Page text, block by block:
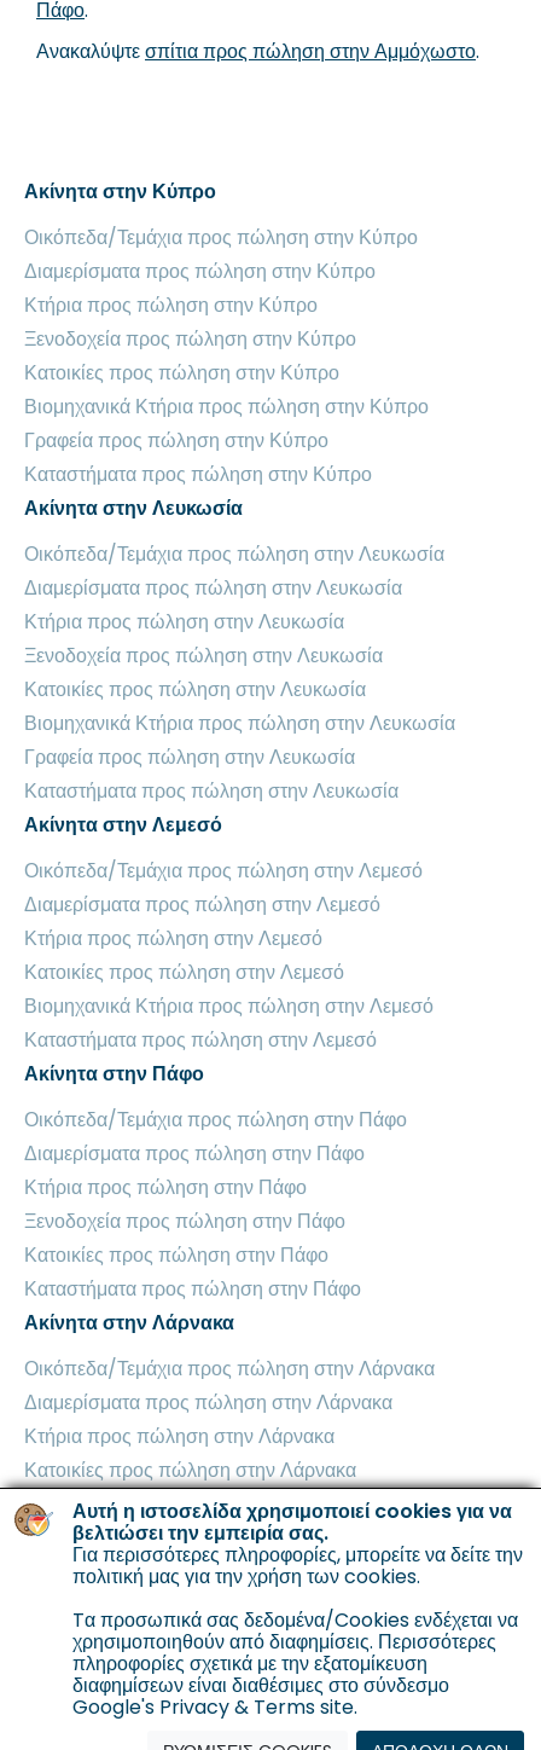
Αυτή η ιστοσελίδα χρησιμοποιεί cookies για να
βελτιώσει την εμπειρία σας.
Για περισσότερες πληροφορίες, μπορείτε να δείτε την
πολιτική μας για την χρήση των cookies.
Tα προσωπικά σας δεδομένα/Cookies ενδέχεται να
χρησιμοποιηθούν από διαφημίσεις. Περισσότερες
πληροφορίες σχετικά με την εξατομίκευση
διαφημίσεων είναι διαθέσιμες στο σύνδεσμο
Google's Privacy & Terms site.
Πάφο.
Ανακαλύψτεσπίτια προς πώληση στην Αμμόχωστο.
Ακίνητα στην Κύπρο
Οικόπεδα/Τεμάχια προς πώληση στην Κύπρο
Διαμερίσματα προς πώληση στην Κύπρο
Κτήρια προς πώληση στην Κύπρο
Ξενοδοχεία προς πώληση στην Κύπρο
Κατοικίες προς πώληση στην Κύπρο
Βιομηχανικά Κτήρια προς πώληση στην Κύπρο
Γραφεία προς πώληση στην Κύπρο
Καταστήματα προς πώληση στην Κύπρο
Ακίνητα στην Λευκωσία
Οικόπεδα/Τεμάχια προς πώληση στην Λευκωσία
Διαμερίσματα προς πώληση στην Λευκωσία
Κτήρια προς πώληση στην Λευκωσία
Ξενοδοχεία προς πώληση στην Λευκωσία
Κατοικίες προς πώληση στην Λευκωσία
Βιομηχανικά Κτήρια προς πώληση στην Λευκωσία
Γραφεία προς πώληση στην Λευκωσία
Καταστήματα προς πώληση στην Λευκωσία
Ακίνητα στην Λεμεσό
Οικόπεδα/Τεμάχια προς πώληση στην Λεμεσό
Διαμερίσματα προς πώληση στην Λεμεσό
Κτήρια προς πώληση στην Λεμεσό
Κατοικίες προς πώληση στην Λεμεσό
Βιομηχανικά Κτήρια προς πώληση στην Λεμεσό
Καταστήματα προς πώληση στην Λεμεσό
Ακίνητα στην Πάφο
Οικόπεδα/Τεμάχια προς πώληση στην Πάφο
Διαμερίσματα προς πώληση στην Πάφο
Κτήρια προς πώληση στην Πάφο
Ξενοδοχεία προς πώληση στην Πάφο
Κατοικίες προς πώληση στην Πάφο
Καταστήματα προς πώληση στην Πάφο
Ακίνητα στην Λάρνακα
Οικόπεδα/Τεμάχια προς πώληση στην Λάρνακα
Διαμερίσματα προς πώληση στην Λάρνακα
Κτήρια προς πώληση στην Λάρνακα
Κατοικίες προς πώληση στην Λάρνακα
Βιομηχανικά Κτήρια προς πώληση στην Λάρνακα
Καταστήματα προς πώληση στην Λάρνακα
Ακίνητα στην Αμμόχωστο
Οικόπεδα/Τεμάχια προς πώληση στην Αμμόχωστο
Διαμερίσματα προς πώληση στην Αμμόχωστο
Κτήρια προς πώληση στην Αμμόχωστο
Κατοικίες προς πώληση στην Αμμόχωστο